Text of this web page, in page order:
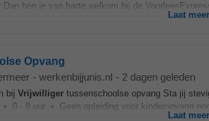
ben je van harte welkom bij de
Laat
Opvang
- werkenbijjunis.nl - 2 dagen geleden
bij Vrijwilliger tussenschoolse opvang Sta jij
0 - 8 uur • Geen opleiding voor kinderopvang
Laat